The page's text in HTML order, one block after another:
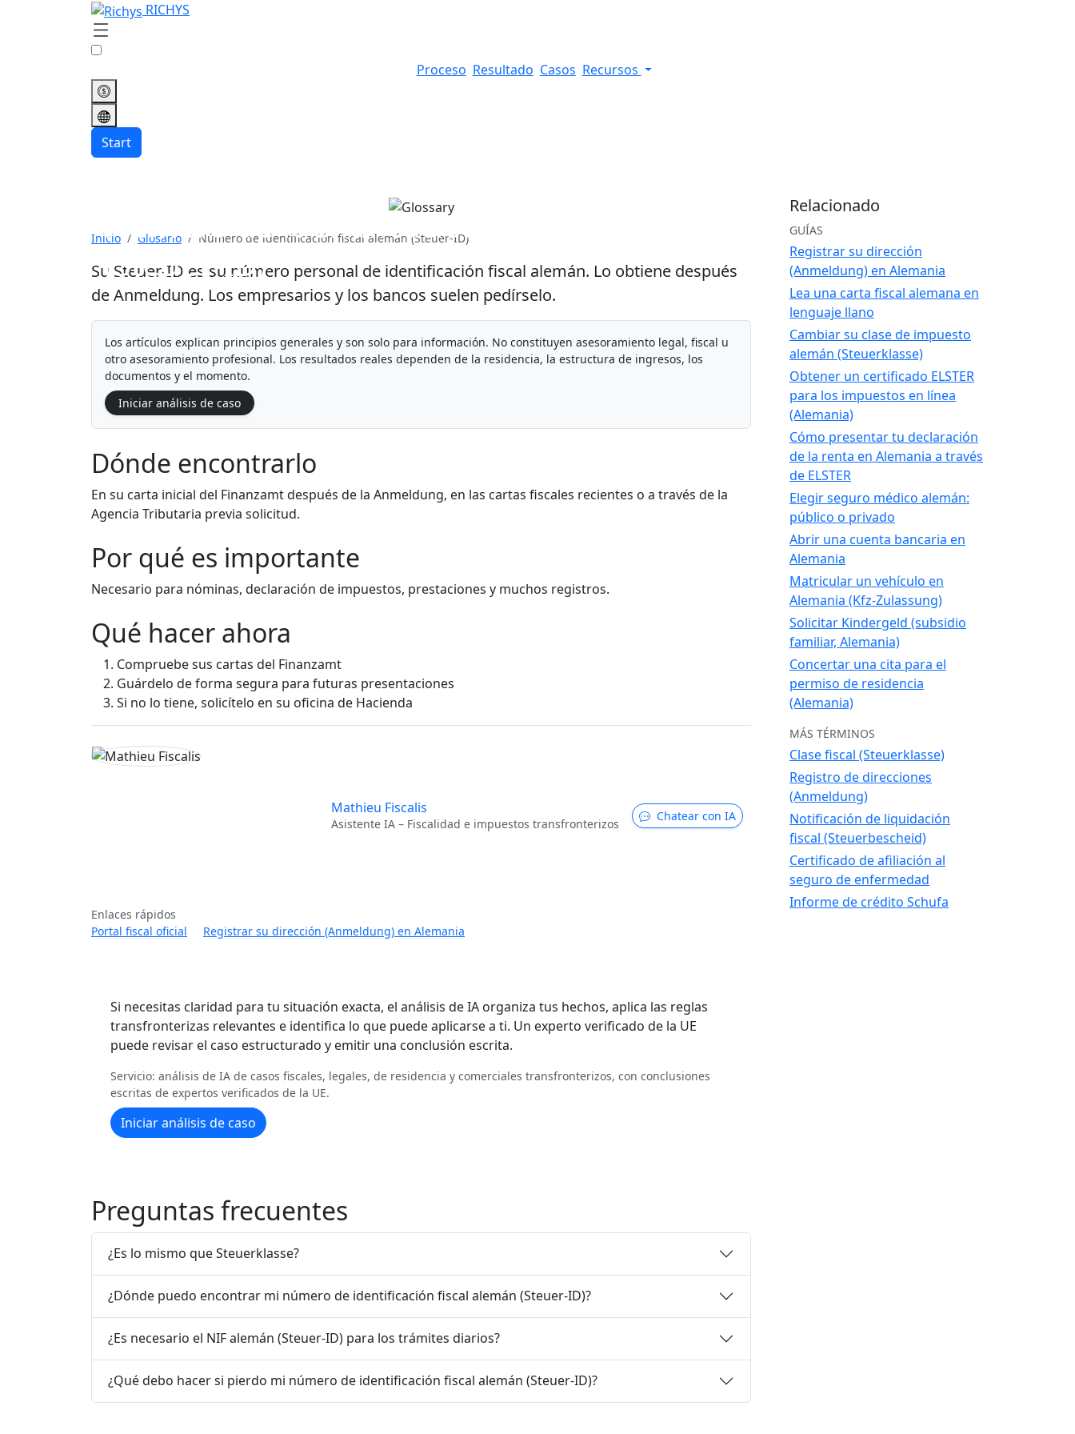
RICHYS
Proceso Resultado Casos Recursos
Start
Número de identificación fiscal alemán
(Steuer-ID)
Inicio Glosario Número de identificación fiscal alemán (Steuer-ID)
Su Steuer-ID es su número personal de identificación fiscal alemán. Lo obtiene después
de Anmeldung. Los empresarios y los bancos suelen pedírselo.
Los artículos explican principios generales y son solo para información. No constituyen asesoramiento legal, fiscal u
otro asesoramiento profesional. Los resultados reales dependen de la residencia, la estructura de ingresos, los
documentos y el momento.
Iniciar análisis de caso
Dónde encontrarlo
En su carta inicial del Finanzamt después de la Anmeldung, en las cartas fiscales recientes o a través de la
Agencia Tributaria previa solicitud.
Por qué es importante
Necesario para nóminas, declaración de impuestos, prestaciones y muchos registros.
Qué hacer ahora
Compruebe sus cartas del Finanzamt
Guárdelo de forma segura para futuras presentaciones
Si no lo tiene, solicítelo en su oficina de Hacienda
Mathieu Fiscalis
Asistente IA – Fiscalidad e impuestos transfronterizos Chatear con IA
Enlaces rápidos
Portal fiscal oficial
Registrar su dirección (Anmeldung) en Alemania
Si necesitas claridad para tu situación exacta, el análisis de IA organiza tus hechos, aplica las reglas
transfronterizas relevantes e identifica lo que puede aplicarse a ti. Un experto verificado de la UE
puede revisar el caso estructurado y emitir una conclusión escrita.
Servicio: análisis de IA de casos fiscales, legales, de residencia y comerciales transfronterizos, con conclusiones
escritas de expertos verificados de la UE.
Iniciar análisis de caso
Preguntas frecuentes
¿Es lo mismo que Steuerklasse?
¿Dónde puedo encontrar mi número de identificación fiscal alemán (Steuer-ID)?
¿Es necesario el NIF alemán (Steuer-ID) para los trámites diarios?
¿Qué debo hacer si pierdo mi número de identificación fiscal alemán (Steuer-ID)?
Relacionado
GUÍAS
Registrar su dirección
(Anmeldung) en Alemania
Lea una carta fiscal alemana en
lenguaje llano
Cambiar su clase de impuesto
alemán (Steuerklasse)
Obtener un certificado ELSTER
para los impuestos en línea
(Alemania)
Cómo presentar tu declaración
de la renta en Alemania a través
de ELSTER
Elegir seguro médico alemán:
público o privado
Abrir una cuenta bancaria en
Alemania
Matricular un vehículo en
Alemania (Kfz-Zulassung)
Solicitar Kindergeld (subsidio
familiar, Alemania)
Concertar una cita para el
permiso de residencia
(Alemania)
MÁS TÉRMINOS
Clase fiscal (Steuerklasse)
Registro de direcciones
(Anmeldung)
Notificación de liquidación
fiscal (Steuerbescheid)
Certificado de afiliación al
seguro de enfermedad
Informe de crédito Schufa